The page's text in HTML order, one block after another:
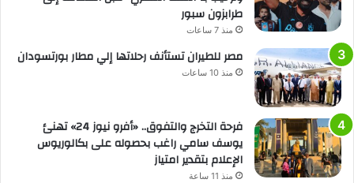
طرابزون سبور
منذ 7 ساعات
مصر للطيران تستأنف رحلاتها إلي مطار بورتسودان
منذ 10 ساعات
فرحة التخرج والتفوق.. «أفرو نيوز 24» تهنئ
يوسف سامي راغب بحصوله على بكالوريوس
الإعلام بتقدير امتياز
منذ 11 ساعة